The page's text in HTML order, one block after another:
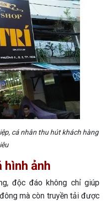
cá nhân thu hút khách hàng
hình ảnh
độc đáo không chỉ giúp
mà còn truyền tải được